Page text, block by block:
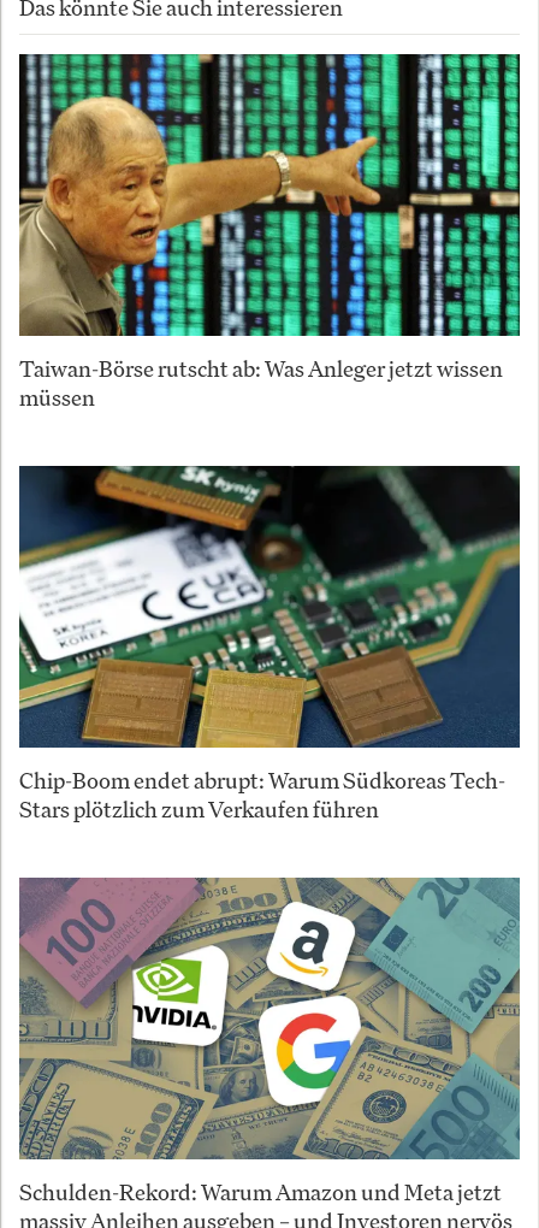
Das könnte Sie auch interessieren
Taiwan-Börse rutscht ab: Was Anleger jetzt wissen
müssen
Chip-Boom endet abrupt: Warum Südkoreas Tech-
Stars plötzlich zum Verkaufen führen
Schulden-Rekord: Warum Amazon und Meta jetzt
massiv Anleihen ausgeben – und Investoren nervös